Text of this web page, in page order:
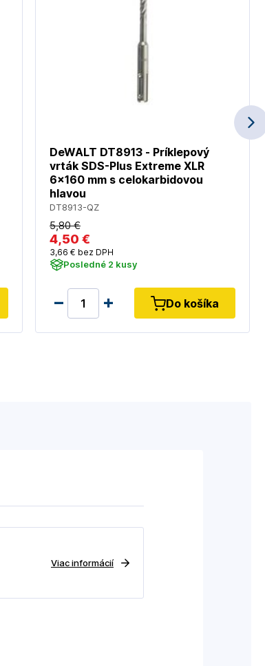
DeWALT DT8913 - Príklepový
vrták SDS-Plus Extreme XLR
6x160 mm s celokarbidovou
hlavou
DT8913-QZ
5,80 €
4,50 €
3,66 € bez DPH
Posledné 2 kusy
Do košíka
Viac informácií